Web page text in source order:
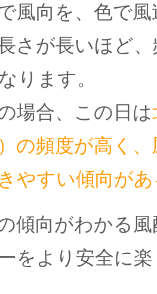
風向を、色で
さが長いほど
ります。
場合、この日は
の頻度が高く
やすい傾向が
傾向がわかる
をより安全に